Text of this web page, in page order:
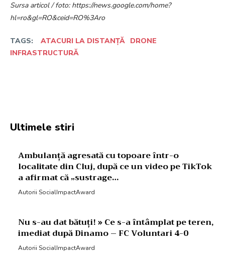
Sursa articol / foto: https://news.google.com/home?
hl=ro&gl=RO&ceid=RO%3Aro
TAGS: ATACURI LA DISTANȚĂ DRONE
INFRASTRUCTURĂ
Ultimele stiri
Ambulanță agresată cu topoare într-o
localitate din Cluj, după ce un video pe TikTok
a afirmat că „sustrage…
Autorii SocialImpactAward
Nu s-au dat bătuți! » Ce s-a întâmplat pe teren,
imediat după Dinamo – FC Voluntari 4-0
Autorii SocialImpactAward